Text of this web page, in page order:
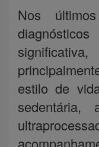
Nos
estilo de
sedentária,